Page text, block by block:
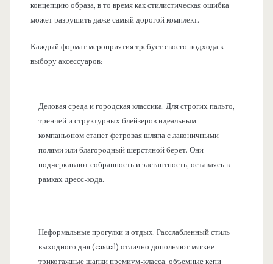
концепцию образа, в то время как стилистическая ошибка
может разрушить даже самый дорогой комплект.
Каждый формат мероприятия требует своего подхода к
выбору аксессуаров:
Деловая среда и городская классика. Для строгих пальто,
тренчей и структурных блейзеров идеальным
компаньоном станет фетровая шляпа с лаконичными
полями или благородный шерстяной берет. Они
подчеркивают собранность и элегантность, оставаясь в
рамках дресс-кода.
Неформальные прогулки и отдых. Расслабленный стиль
выходного дня (casual) отлично дополняют мягкие
трикотажные шапки премиум-класса, объемные кепи